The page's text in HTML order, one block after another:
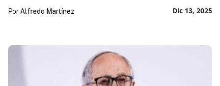
Dic 13, 2025
Por Alfredo Martínez